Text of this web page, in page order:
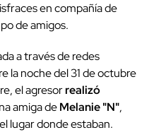
en compañía de
de amigos.
a través de redes
la noche del 31 de octubre
el agresorrealizó
amiga deMelanie "N",
lugar donde estaban.